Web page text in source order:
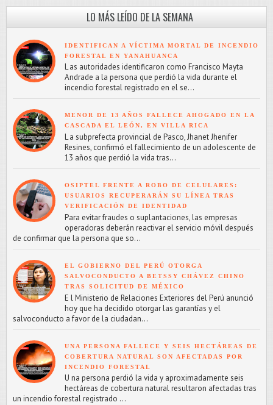
LO MÁS LEÍDO DE LA SEMANA
IDENTIFICAN A VÍCTIMA MORTAL DE INCENDIO
FORESTAL EN YANAHUANCA
L as autoridades identificaron como Francisco Mayta
Andrade a la persona que perdió la vida durante el
incendio forestal registrado en el se...
MENOR DE 13 AÑOS FALLECE AHOGADO EN LA
CASCADA EL LEÓN, EN VILLA RICA
L a subprefecta provincial de Pasco, Jhanet Jhenifer
Resines, confirmó el fallecimiento de un adolescente de
13 años que perdió la vida tras...
OSIPTEL FRENTE A ROBO DE CELULARES:
USUARIOS RECUPERARÁN SU LÍNEA TRAS
VERIFICACIÓN DE IDENTIDAD
Para evitar fraudes o suplantaciones, las empresas
operadoras deberán reactivar el servicio móvil después
de confirmar que la persona que so...
EL GOBIERNO DEL PERÚ OTORGA
SALVOCONDUCTO A BETSSY CHÁVEZ CHINO
TRAS SOLICITUD DE MÉXICO
E l Ministerio de Relaciones Exteriores del Perú anunció
hoy que ha decidido otorgar las garantías y el
salvoconducto a favor de la ciudadan...
UNA PERSONA FALLECE Y SEIS HECTÁREAS DE
COBERTURA NATURAL SON AFECTADAS POR
INCENDIO FORESTAL
U na persona perdió la vida y aproximadamente seis
hectáreas de cobertura natural resultaron afectadas tras
un incendio forestal registrado ...